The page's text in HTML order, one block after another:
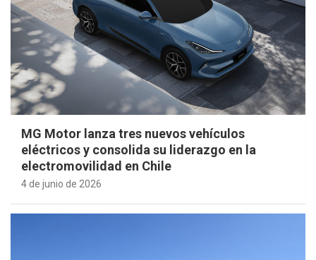
MG Motor lanza tres nuevos vehículos
eléctricos y consolida su liderazgo en la
electromovilidad en Chile
4 de junio de 2026